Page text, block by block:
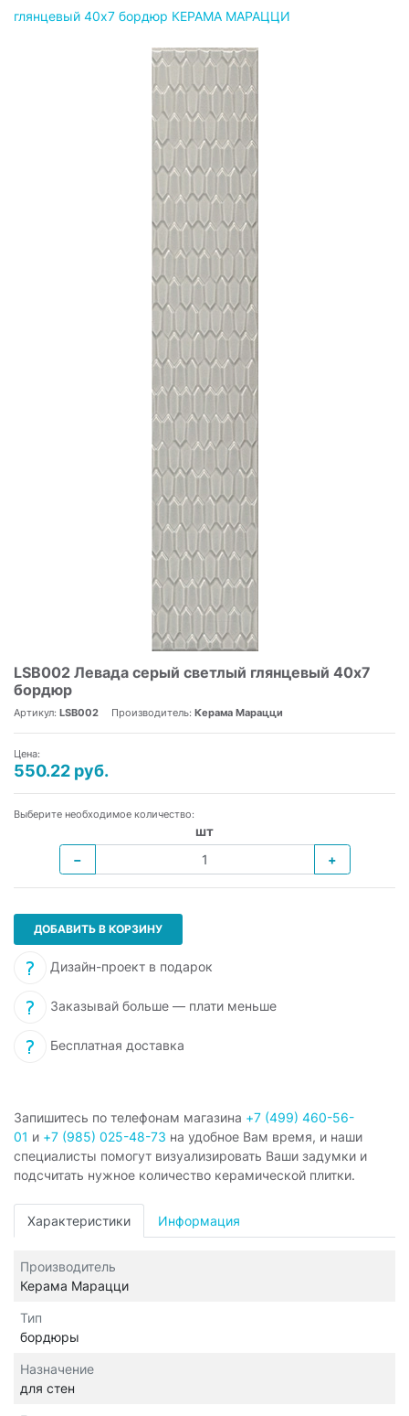
глянцевый 40х7 бордюр КЕРАМА МАРАЦЦИ
LSB002 Левада серый светлый глянцевый 40х7
бордюр
Артикул: LSB002 Производитель: Керама Марацци
Цена:
550.22 руб.
Выберите необходимое количество:
шт
−
+
ДОБАВИТЬ В КОРЗИНУ
Дизайн-проект в подарок
Заказывай больше — плати меньше
Бесплатная доставка
Запишитесь по телефонам магазина +7 (499) 460-56-
01 и +7 (985) 025-48-73 на удобное Вам время, и наши
специалисты помогут визуализировать Ваши задумки и
подсчитать нужное количество керамической плитки.
Характеристики Информация
Производитель
Керама Марацци
Тип
бордюры
Назначение
для стен